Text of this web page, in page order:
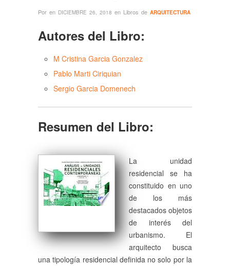
Por en DICIEMBRE 26, 2018 en Libros de ARQUITECTURA
Autores del Libro:
M Cristina Garcia Gonzalez
Pablo Marti Ciriquian
Sergio Garcia Domenech
Resumen del Libro:
La unidad
residencial se ha
constituido en uno
de los más
destacados objetos
de interés del
urbanismo. El
arquitecto busca
una tipología residencial definida no solo por la